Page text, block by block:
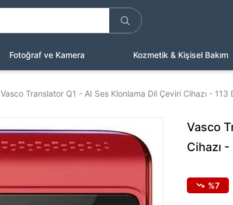
Fotoğraf ve Kamera Kozmetik & Kişisel Bakım
Vasco Translator Q1 - AI Ses Klonlama Dil Çeviri Cihazı - 113
Vasco
Cihazı
7